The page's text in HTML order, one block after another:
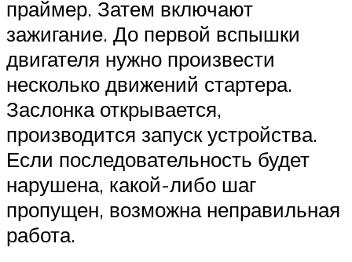
праймер. Затем включают
зажигание. До первой вспышки
двигателя нужно произвести
несколько движений стартера.
Заслонка открывается,
производится запуск устройства.
Если последовательность будет
нарушена, какой-либо шаг
пропущен, возможна неправильная
работа.